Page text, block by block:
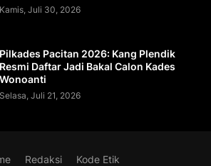
Kamis, Juli 30, 2026
Pilkades Pacitan 2026: Kang Plendik
Resmi Daftar Jadi Bakal Calon Kades
Wonoanti
Selasa, Juli 21, 2026
Redaksi Kode Etik